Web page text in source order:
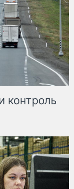
контроль